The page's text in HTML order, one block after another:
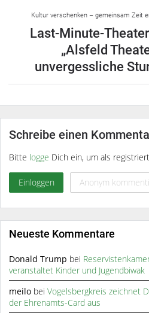
Kultur verschenken – gemeinsam Zeit
Last-Minute-
„Alsfeld
unvergessliche
Schreibe einen
Bitte logge Dich ein, um als
Einloggen Anonym
Neueste Kommentare
Donald Trump bei
veranstaltet Kinder und Jugendbiwak
meilo beiVogelsbergkreis zeichnet
der Ehrenamts-Card aus